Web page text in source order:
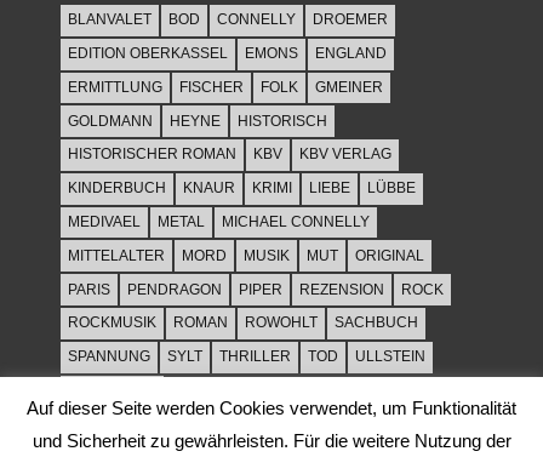
BLANVALET BOD CONNELLY
DROEMER
EDITION OBERKASSEL
EMONS
ENGLAND
ERMITTLUNG
FISCHER FOLK
GMEINER
GOLDMANN
HEYNE
HISTORISCH
HISTORISCHER ROMAN
KBV
KBV VERLAG
KINDERBUCH
KNAUR KRIMI LIEBE
LÜBBE
MEDIVAEL
METAL
MICHAEL CONNELLY
MITTELALTER
MORD MUSIK MUT
ORIGINAL
PARIS
PENDRAGON PIPER REZENSION
ROCK
ROCKMUSIK
ROMAN ROWOHLT
SACHBUCH
SPANNUNG
SYLT THRILLER TOD
ULLSTEIN
Auf dieser Seite werden Cookies verwendet, um Funktionalität
und Sicherheit zu gewährleisten. Für die weitere Nutzung der